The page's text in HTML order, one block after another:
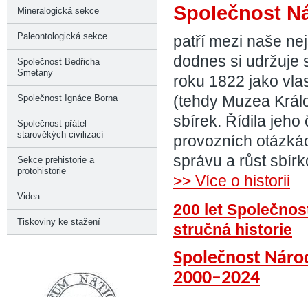
Společnost
patří mezi naše
dodnes si udržuje
roku 1822 jako
(tehdy Muzea
sbírek. Řídila jeho
provozních
správu a růst
>> Více o historii
200 let
stručná historie
Společnost
2000–2024
Mineralogická sekce
Paleontologická sekce
Společnost Bedřicha
Smetany
Společnost Ignáce Borna
Společnost přátel
starověkých civilizací
Sekce prehistorie a
protohistorie
Videa
Tiskoviny ke stažení